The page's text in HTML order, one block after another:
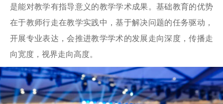
是能对教学有指导意义的教学学术成果。基础教育的优势
在于教师行走在教学实践中，基于解决问题的任务驱动，
开展专业表达，会推进教学学术的发展走向深度，传播走
向宽度，视界走向高度。